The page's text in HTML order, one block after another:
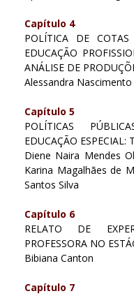
Capítulo 4
POLÍTICA DE
EDUCAÇÃO
ANÁLISE DE
Alessandra
Capítulo 5
POLÍTICAS
EDUCAÇÃO ESPECIAL:
Diene Naira Mendes
Karina Magalhães de
Santos Silva
Capítulo 6
RELATO DE
PROFESSORA NO
Bibiana Canton
Capítulo 7